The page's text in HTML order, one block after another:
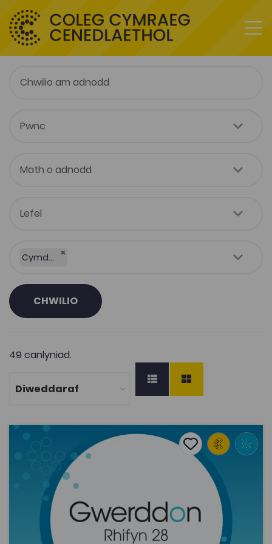
Cymdeithaseg a Pholisi Cymdeithasol ×
CHWILIO
49 canlyniad.
Lowri Cunnington Wynn '"Beth yw'r ots gennyf i am
Add to favourites
Dyddiad cyhoeddi: 2019 Add to favourites
Lowri Cunnington Wynn '"Beth yw'r ots gennyf i
am Gymru?": Astudiaeth o allfudo a dyheadau
pobl ifanc o'r broy...
Gwerddon